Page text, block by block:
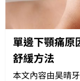
單邊下顎痛原
舒緩方法
本文內容由昊晴